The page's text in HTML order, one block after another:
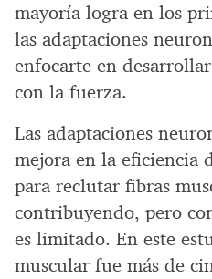
mayoría logra en los
las adaptaciones
enfocarte en
con la fuerza.
Las adaptaciones
mejora en la eficiencia
para reclutar fibras
contribuyendo, pero
es limitado. En este
muscular fue más de